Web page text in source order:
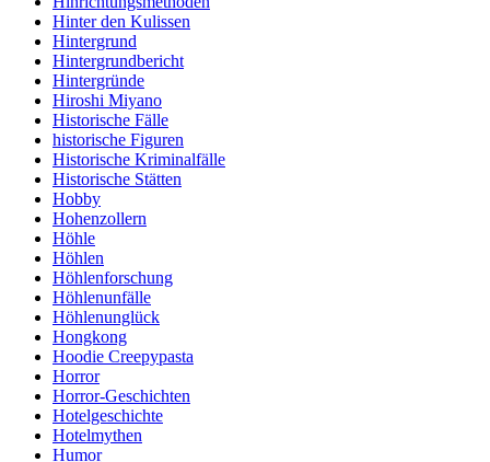
Hinter den Kulissen
Hintergrund
Hintergrundbericht
Hintergründe
Hiroshi Miyano
Historische Fälle
historische Figuren
Historische Kriminalfälle
Historische Stätten
Hobby
Hohenzollern
Höhle
Höhlen
Höhlenforschung
Höhlenunfälle
Höhlenunglück
Hongkong
Hoodie Creepypasta
Horror
Horror-Geschichten
Hotelgeschichte
Hotelmythen
Humor